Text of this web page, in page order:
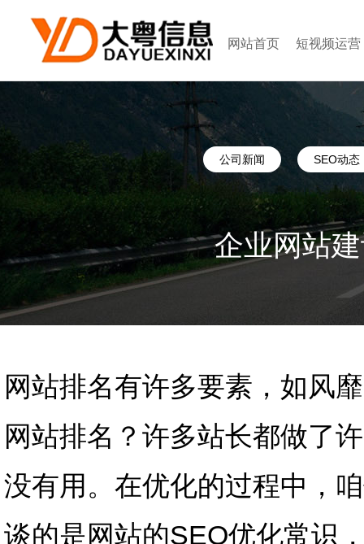
网站首页 短视频运营
公司新闻 SEO动态
企业网站
网站排名有许多要素，如风
网站排名？许多站长都做了
没有用。在优化的过程中，
谈的是网站的SEO优化常识